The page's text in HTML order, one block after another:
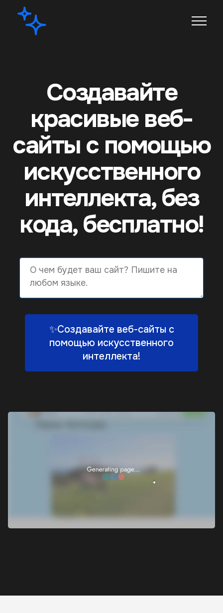
Создавайте
красивые веб-
сайты с помощью
искусственного
интеллекта, без
кода, бесплатно!
✨Создавайте веб-сайты с
помощью искусственного
интеллекта!